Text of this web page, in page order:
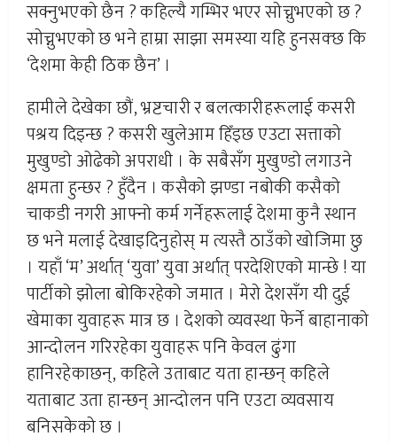
सक्नुभएको छैन ? कहिल्यै गम्भिर भएर सोच्नुभएको छ ?
सोच्नुभएको छ भने हाम्रा साझा समस्या यहि हुनसक्छ कि
‘देशमा केही ठिक छैन’ ।
हामीले देखेका छौं, भ्रष्टचारी र बलत्कारीहरूलाई कसरी
पश्रय दिइन्छ ? कसरी खुलेआम हिँड्छ एउटा सत्ताको
मुखुण्डो ओढेको अपराधी । के सबैसँग मुखुण्डो लगाउने
क्षमता हुन्छर ? हुँदैन । कसैको झण्डा नबोकी कसैको
चाकडी नगरी आफ्नो कर्म गर्नेहरूलाई देशमा कुनै स्थान
छ भने मलाई देखाइदिनुहोस् म त्यस्तै ठाउँको खोजिमा छु
। यहाँ ‘म’ अर्थात् ‘युवा’ युवा अर्थात् परदेशिएको मान्छे ! या
पार्टीको झोला बोकिरहेको जमात । मेरो देशसँग यी दुई
खेमाका युवाहरू मात्र छ । देशको व्यवस्था फेर्ने बाहानाको
आन्दोलन गरिरहेका युवाहरू पनि केवल ढुंगा
हानिरहेकाछन्, कहिले उताबाट यता हान्छन् कहिले
यताबाट उता हान्छन् आन्दोलन पनि एउटा व्यवसाय
बनिसकेको छ ।